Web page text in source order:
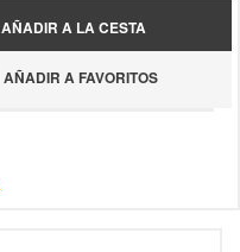
AÑADIR A LA CESTA
AÑADIR A FAVORITOS